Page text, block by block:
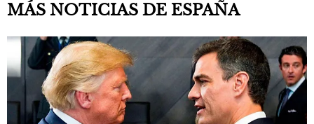
MÁS NOTICIAS DE ESPAÑA